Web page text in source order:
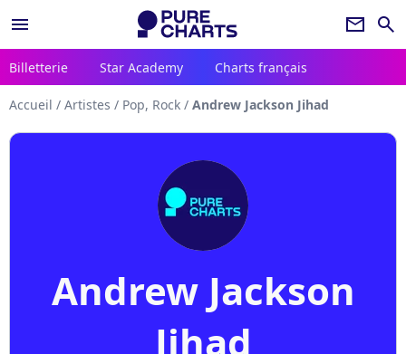
menu newsletter search
Billetterie Star Academy Charts français
Accueil / Artistes / Pop, Rock / Andrew Jackson Jihad
Andrew Jackson
Jihad